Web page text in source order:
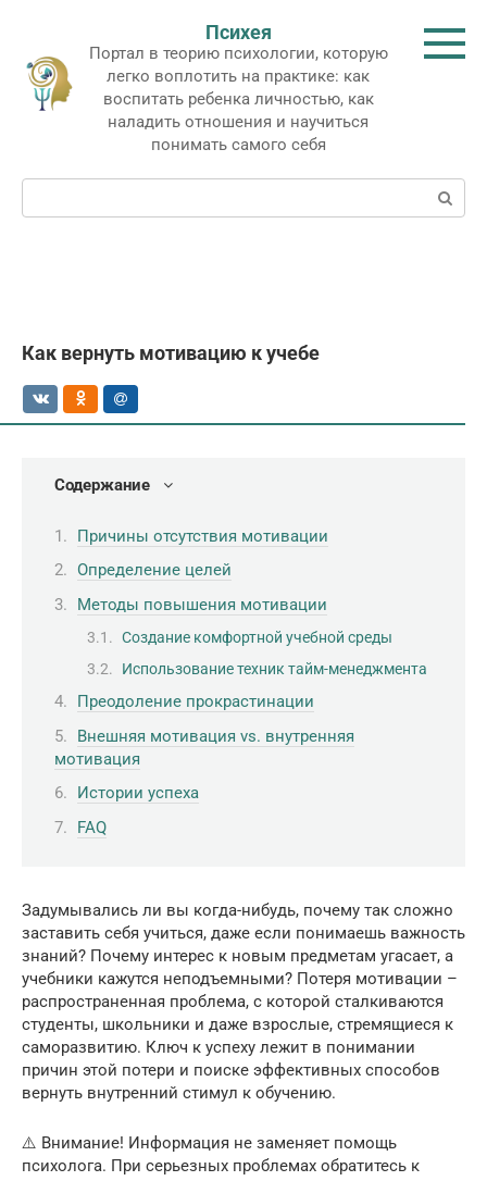
контенту
Психея
Портал в теорию психологии, которую
легко воплотить на практике: как
воспитать ребенка личностью, как
наладить отношения и научиться
понимать самого себя
Поиск:
Как вернуть мотивацию к учебе
Содержание
Причины отсутствия мотивации
Определение целей
Методы повышения мотивации
Создание комфортной учебной среды
Использование техник тайм-менеджмента
Преодоление прокрастинации
Внешняя мотивация vs. внутренняя
мотивация
Истории успеха
FAQ
Задумывались ли вы когда-нибудь, почему так сложно
заставить себя учиться, даже если понимаешь важность
знаний? Почему интерес к новым предметам угасает, а
учебники кажутся неподъемными? Потеря мотивации –
распространенная проблема, с которой сталкиваются
студенты, школьники и даже взрослые, стремящиеся к
саморазвитию. Ключ к успеху лежит в понимании
причин этой потери и поиске эффективных способов
вернуть внутренний стимул к обучению.
⚠️ Внимание! Информация не заменяет помощь
психолога. При серьезных проблемах обратитесь к